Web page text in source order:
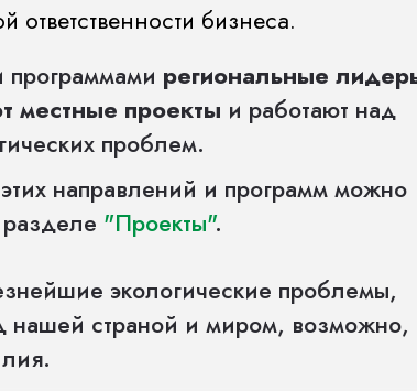
ответственности бизнеса.
региональные
местные проекты и работают над
проблем.
направлений и программ можно
разделе "Проекты".
экологические проблемы,
нашей страной и миром, возможно,